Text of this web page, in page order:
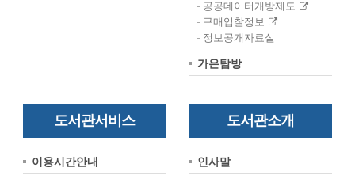
공공데이터개방제도
구매입찰정보
정보공개자료실
가은탐방
도서관서비스
이용시간안내
도서관소개
인사말